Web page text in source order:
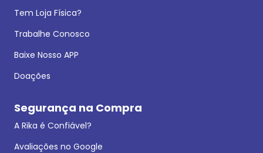
Tem Loja Física?
Trabalhe Conosco
Baixe Nosso APP
Doações
Segurança na Compra
A Rika é Confiável?
Avaliações no Google